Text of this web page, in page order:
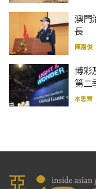
澳門
長
陳嘉俊
博彩
第二
本思齊